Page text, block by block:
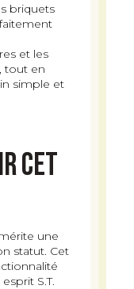
briquets
et les
tout en
simple et
cet
une
statut. Cet
S.T.